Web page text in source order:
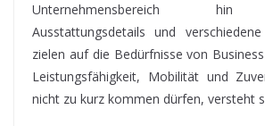
Unternehmensbereich hin
Ausstattungsdetails und
zielen auf die Bedürfnisse von
Leistungsfähigkeit, Mobilität und
nicht zu kurz kommen dürfen, versteht